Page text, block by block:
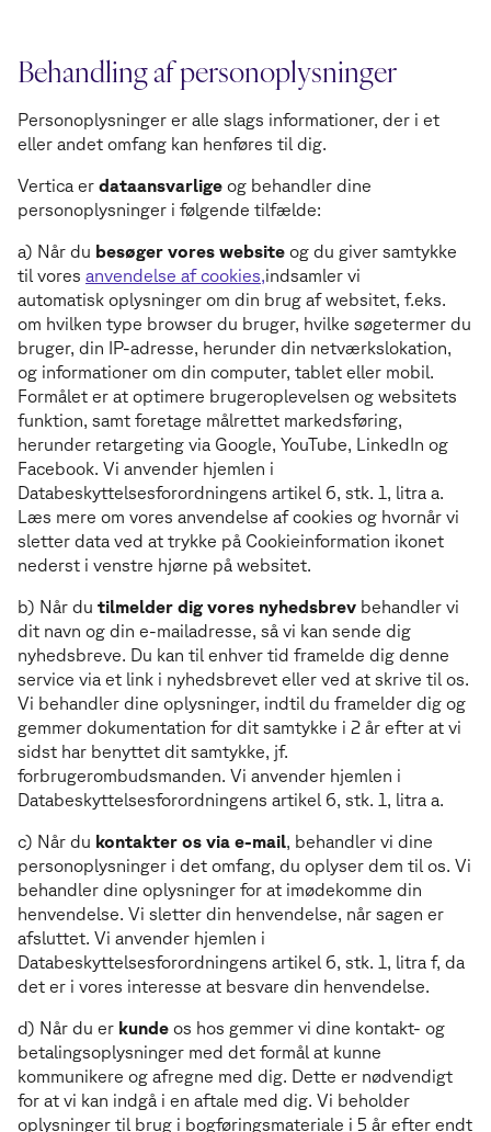
Behandling af personoplysninger
Personoplysninger er alle slags informationer, der i et
eller andet omfang kan henføres til dig.
Vertica er dataansvarlige og behandler dine
personoplysninger i følgende tilfælde:
a) Når du besøger vores website og du giver samtykke
til vores anvendelse af cookies,indsamler vi
automatisk oplysninger om din brug af websitet, f.eks.
om hvilken type browser du bruger, hvilke søgetermer du
bruger, din IP-adresse, herunder din netværkslokation,
og informationer om din computer, tablet eller mobil.
Formålet er at optimere brugeroplevelsen og websitets
funktion, samt foretage målrettet markedsføring,
herunder retargeting via Google, YouTube, LinkedIn og
Facebook. Vi anvender hjemlen i
Databeskyttelsesforordningens artikel 6, stk. 1, litra a.
Læs mere om vores anvendelse af cookies og hvornår vi
sletter data ved at trykke på Cookieinformation ikonet
nederst i venstre hjørne på websitet.
b) Når du tilmelder dig vores nyhedsbrev behandler vi
dit navn og din e-mailadresse, så vi kan sende dig
nyhedsbreve. Du kan til enhver tid framelde dig denne
service via et link i nyhedsbrevet eller ved at skrive til os.
Vi behandler dine oplysninger, indtil du framelder dig og
gemmer dokumentation for dit samtykke i 2 år efter at vi
sidst har benyttet dit samtykke, jf.
forbrugerombudsmanden. Vi anvender hjemlen i
Databeskyttelsesforordningens artikel 6, stk. 1, litra a.
c) Når du kontakter os via e-mail, behandler vi dine
personoplysninger i det omfang, du oplyser dem til os. Vi
behandler dine oplysninger for at imødekomme din
henvendelse. Vi sletter din henvendelse, når sagen er
afsluttet. Vi anvender hjemlen i
Databeskyttelsesforordningens artikel 6, stk. 1, litra f, da
det er i vores interesse at besvare din henvendelse.
d) Når du er kunde os hos gemmer vi dine kontakt- og
betalingsoplysninger med det formål at kunne
kommunikere og afregne med dig. Dette er nødvendigt
for at vi kan indgå i en aftale med dig. Vi beholder
oplysninger til brug i bogføringsmateriale i 5 år efter endt